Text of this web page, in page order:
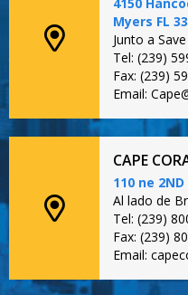
Myers FL
Junto a
Tel: (239)
Fax: (239)
Email:
CAPE
110 ne 2ND
Al lado de
Tel: (239)
Fax: (239)
Email: